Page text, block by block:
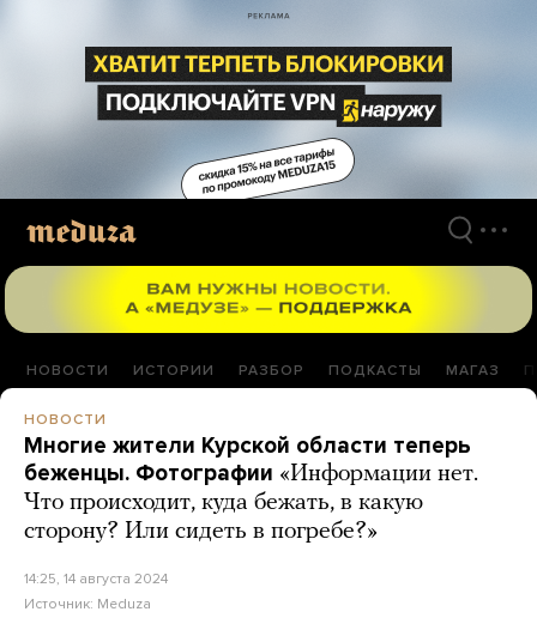
материалам
НОВОСТИ ИСТОРИИ РАЗБОР ПОДКАСТЫ МАГАЗ
НОВОСТИ
Многие жители Курской области теперь
беженцы. Фотографии «Информации нет.
Что происходит, куда бежать, в какую
сторону? Или сидеть в погребе?»
14:25, 14 августа 2024
Источник: Meduza